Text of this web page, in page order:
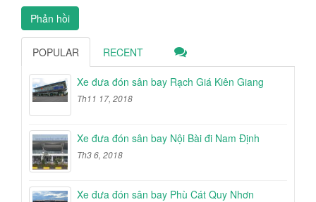
POPULAR RECENT
Xe đưa đón sân bay Rạch Giá Kiên Giang
Th11 17, 2018
Xe đưa đón sân bay Nội Bài đi Nam Định
Th3 6, 2018
Xe đưa đón sân bay Phù Cát Quy Nhơn